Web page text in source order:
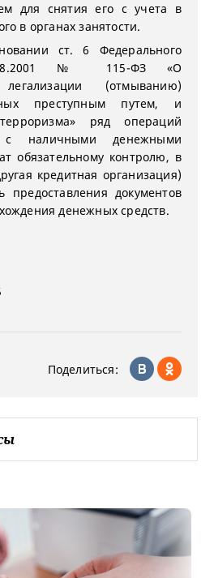
для снятия его с учета в
в органах занятости.
ст. 6 Федерального
№ 115-ФЗ «О
легализации (отмыванию)
преступным путем, и
ряд операций
с наличными денежными
обязательному контролю, в
кредитная организация)
предоставления документов
денежных средств.
Поделиться: